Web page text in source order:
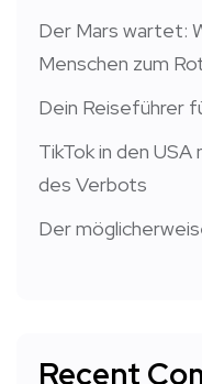
Der Mars wartet:
Menschen zum
Dein Reiseführer
TikTok in den
des Verbots
Der
Recent